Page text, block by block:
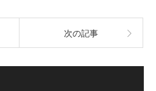
次の記事